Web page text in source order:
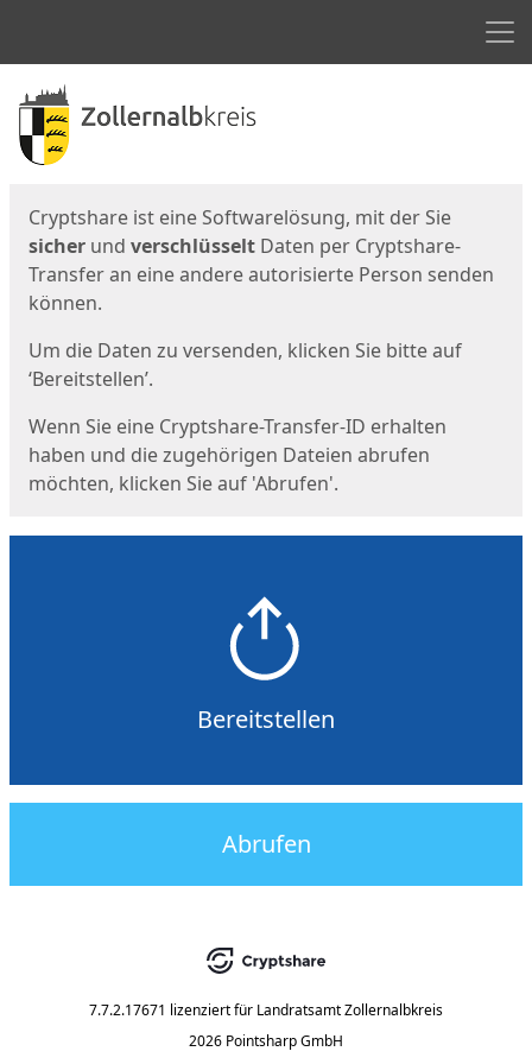
Start
Cryptshare ist eine Softwarelösung, mit der Sie
sicher und verschlüsselt Daten per Cryptshare-
Transfer an eine andere autorisierte Person senden
können.
Um die Daten zu versenden, klicken Sie bitte auf
‘Bereitstellen’.
Wenn Sie eine Cryptshare-Transfer-ID erhalten
haben und die zugehörigen Dateien abrufen
möchten, klicken Sie auf 'Abrufen'.
Bereitstellen
Abrufen
7.7.2.17671 lizenziert für Landratsamt Zollernalbkreis
2026 Pointsharp GmbH